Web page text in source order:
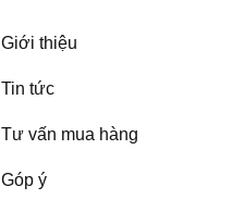
Giới thiệu
Tin tức
Tư vấn mua hàng
Góp ý